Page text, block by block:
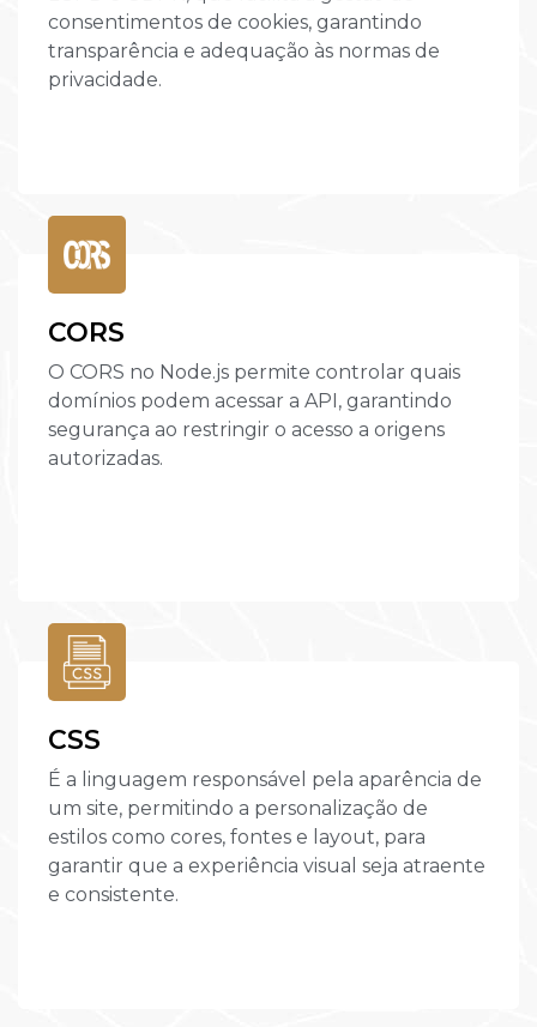
consentimentos de cookies, garantindo
transparência e adequação às normas de
privacidade.
CORS
O CORS no Node.js permite controlar quais
domínios podem acessar a API, garantindo
segurança ao restringir o acesso a origens
autorizadas.
CSS
É a linguagem responsável pela aparência de
um site, permitindo a personalização de
estilos como cores, fontes e layout, para
garantir que a experiência visual seja atraente
e consistente.